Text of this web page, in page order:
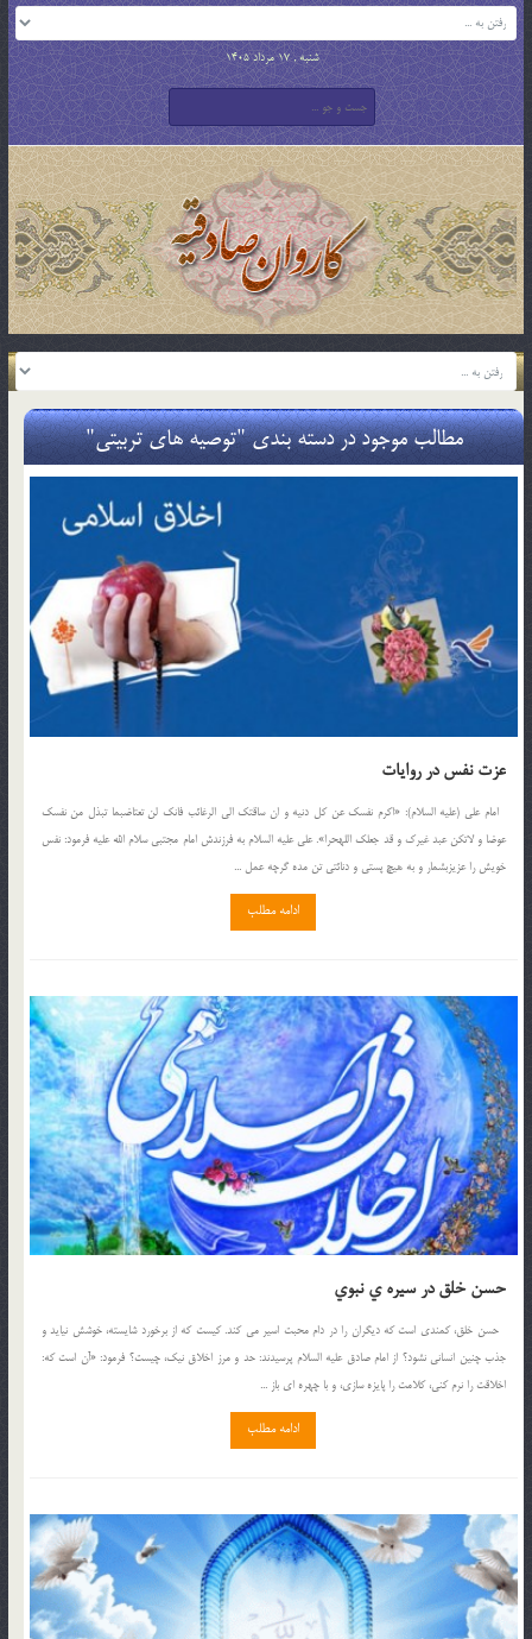
شنبه , 17 مرداد 1405
مطالب موجود در دسته بندی "توصیه های تربیتی"
عزت نفس در روايات
امام على (علیه السلام): «اكرم نفسك عن كل دنيه و ان ساقتك الى الرغائب فانك لن تعتاض‏بما تبذل من نفسك
عوضا و لاتكن عبد غيرك و قد جعلك الله‏حرا». على عليه السلام به فرزندش امام مجتبى سلام الله عليه فرمود: نفس
خويش را عزيزبشمار و به هيچ پستى و دنائتى تن مده گرچه عمل ...
ادامه مطلب
حسن خلق در سيره ي نبوي
حسن خلق، کمندي است که ديگران را در دام محبت اسير مي کند. کيست که از برخورد شايسته، خوشش نيايد و
جذب چنين انساني نشود؟ از امام صادق عليه السلام پرسيدند: حد و مرز اخلاق نيک، چيست؟ فرمود: «آن است که:
اخلاقت را نرم کني، کلامت را پايزه سازي، و با چهره اي باز ...
ادامه مطلب